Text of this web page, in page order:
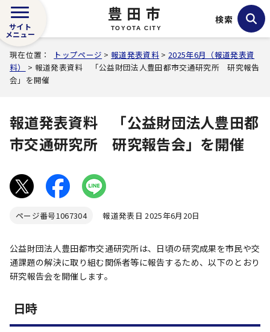
豊田市
TOYOTA CITY
サイト
メニュー
検索
現在位置： トップページ >報道発表資料 >2025年6月（報道発表資
料）
> 報道発表資料 「公益財団法人豊田都市交通研究所 研究報告
会」を開催
報道発表資料 「公益財団法人豊田都
市交通研究所 研究報告会」を開催
ページ番号1067304 報道発表日 2025年6月20日
公益財団法人豊田都市交通研究所は、日頃の研究成果を市民や交
通課題の解決に取り組む関係者等に報告するため、以下のとおり
研究報告会を開催します。
日時